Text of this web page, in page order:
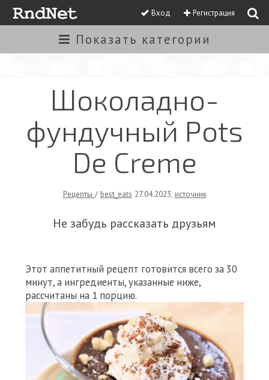
Вход Регистрация
Показать категории
Шоколадно-
фундучный Pots
De Creme
Рецепты / best_eats 27.04.2023, источник
Не забудь рассказать друзьям
Этот аппетитный рецепт готовится всего за 30
минут, а ингредиенты, указанные ниже,
рассчитаны на 1 порцию.